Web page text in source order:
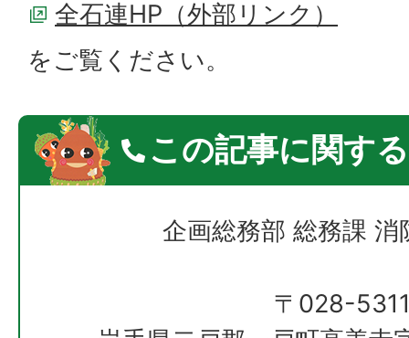
全石連HP（外部リンク）
をご覧ください。
この記事に関す
企画総務部 総務課 消
〒028-